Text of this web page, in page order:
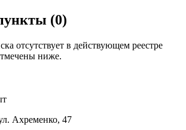
(0)
отсутствует в действующем реестре
ниже.
Ахременко, 47